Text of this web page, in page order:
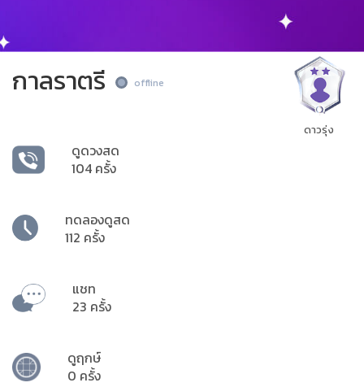
กาลราตรี offline
ดูดวงสด
104 ครั้ง
ทดลองดูสด
112 ครั้ง
แชท
23 ครั้ง
ดูฤกษ์
0 ครั้ง
ดาวรุ่ง